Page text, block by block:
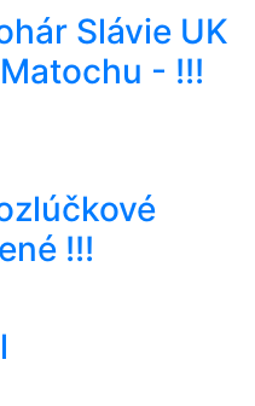
Slávie UK
- !!!
!!!